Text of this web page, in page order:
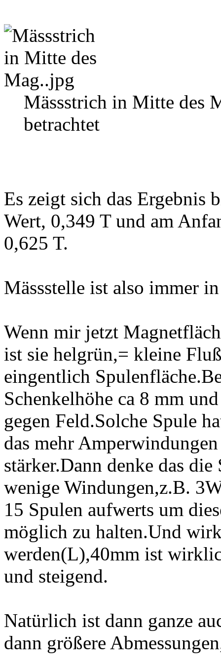
Mässstrich in Mitte des
betrachtet
Es zeigt sich das Ergebnis
Wert, 0,349 T und am
0,625 T.
Mässstelle ist also immer
Wenn mir jetzt
ist sie helgrün,= kleine
eingentlich
Schenkelhöhe ca 8 mm
gegen Feld.Solche Spule
das mehr
stärker.Dann denke das
wenige Windungen,z.B.
15 Spulen aufwerts um
möglich zu halten.Und
werden(L),40mm ist
und steigend.
Natürlich ist dann ganze
dann größere